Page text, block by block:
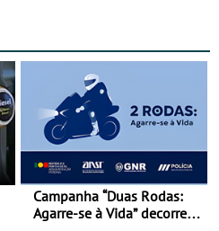
Campanha “Duas Rodas:
Agarre-se à Vida” decorre